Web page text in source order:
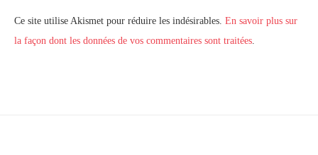
Ce site utilise Akismet pour réduire les indésirables. En savoir plus sur
la façon dont les données de vos commentaires sont traitées.